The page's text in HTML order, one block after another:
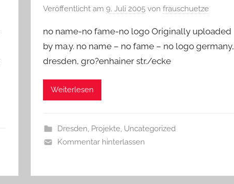
Veröffentlicht am9. Juli 2005 vonfrauschuetze
no name-no fame-no logo Originally uploaded
by ma.y. no name – no fame – no logo germany,
dresden, gro?enhainer str./ecke
Weiterlesen
Dresden, Projekte, Uncategorized
Kommentar hinterlassen